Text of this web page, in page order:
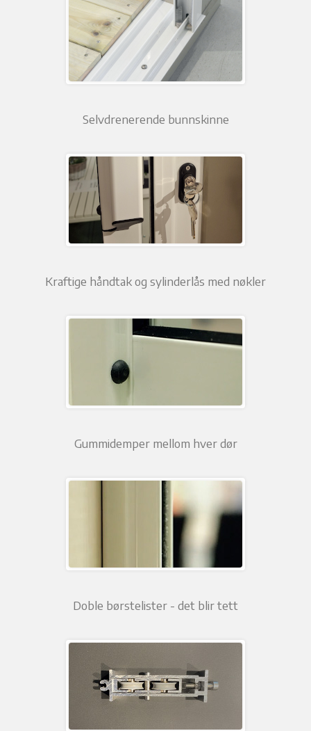
Selvdrenerende bunnskinne
Kraftige håndtak og sylinderlås med nøkler
Gummidemper mellom hver dør
Doble børstelister - det blir tett